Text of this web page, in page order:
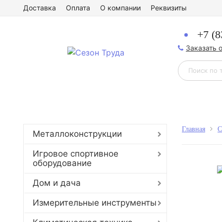
Доставка Оплата О компании Реквизиты
+7
Заказать
Металлоконструкции
Игровое спортивное
оборудование
Дом и дача
Измерительные инструменты
Главная